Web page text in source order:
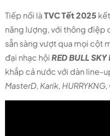
Tiếp nối làTVC Tết 2025
năng lượng, với thông điệp
sẵn sàng vượt qua mọi cột
đại nhạc hộiRED BULL SKY
khắp cả nước với dàn line-
MasterD, Karik,